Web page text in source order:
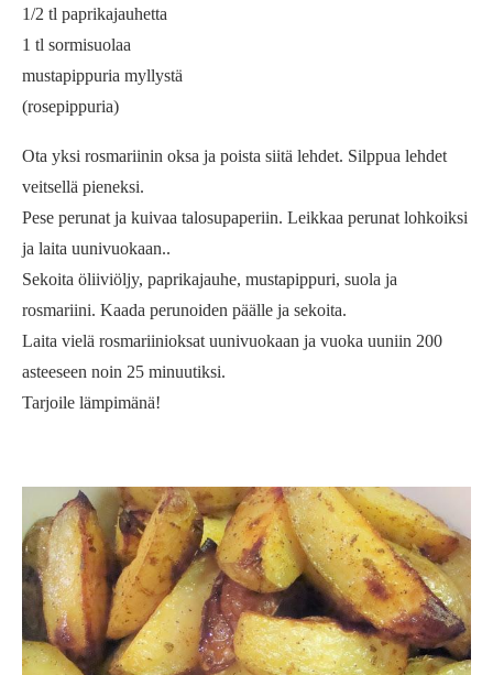
1/2 tl paprikajauhetta
1 tl sormisuolaa
mustapippuria myllystä
(rosepippuria)
Ota yksi rosmariinin oksa ja poista siitä lehdet. Silppua lehdet
veitsellä pieneksi.
Pese perunat ja kuivaa talosupaperiin. Leikkaa perunat lohkoiksi
ja laita uunivuokaan..
Sekoita öliiviöljy, paprikajauhe, mustapippuri, suola ja
rosmariini. Kaada perunoiden päälle ja sekoita.
Laita vielä rosmariinioksat uunivuokaan ja vuoka uuniin 200
asteeseen noin 25 minuutiksi.
Tarjoile lämpimänä!